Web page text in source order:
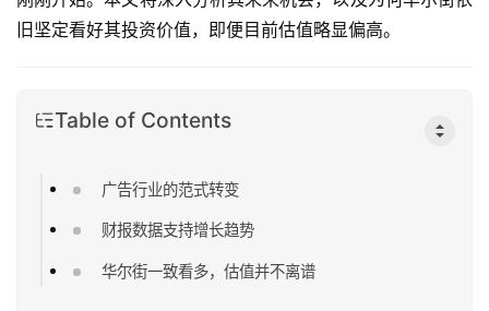
旧坚定看好其投资价值，即便目前估值略显偏高。
Table of Contents
广告行业的范式转变
财报数据支持增长趋势
华尔街一致看多，估值并不离谱